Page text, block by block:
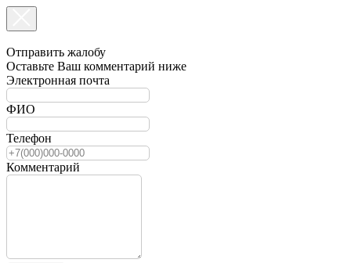
Отправить жалобу
Оставьте Ваш комментарий ниже
Электронная почта
ФИО
Телефон
Комментарий